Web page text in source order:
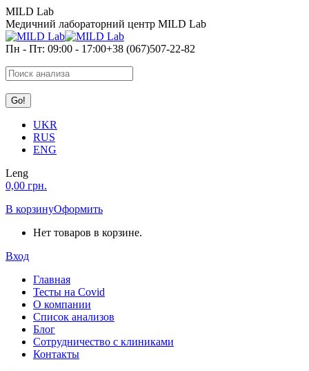
Перейти
к
содержанию
MILD Lab
Медичний лабораторний центр MILD Lab
Пн - Пт: 09:00 - 17:00+38 (067)507-22-82
Search:
UKR
RUS
ENG
Leng
0,00 грн.
В корзинуОформить
Нет товаров в корзине.
Вход
Главная
Тесты на Covid
О компании
Список анализов
Блог
Сотрудничество с клиниками
Контакты